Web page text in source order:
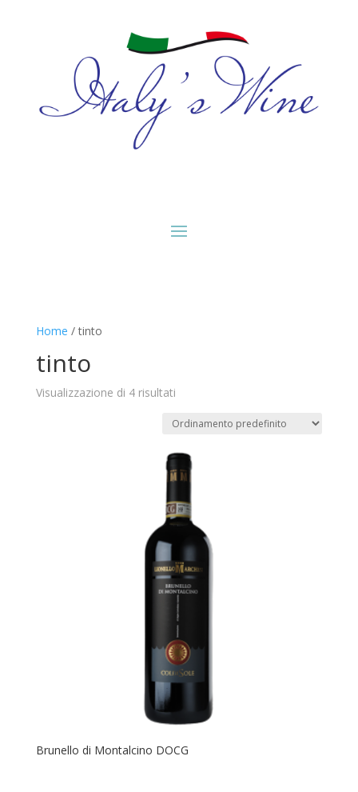
Home / tinto
tinto
Visualizzazione di 4 risultati
Brunello di Montalcino DOCG